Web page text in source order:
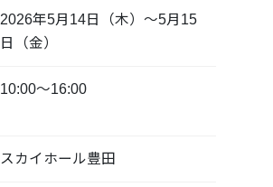
2026年5月14日（木）～5月15
日（金）
10:00～16:00
スカイホール豊田